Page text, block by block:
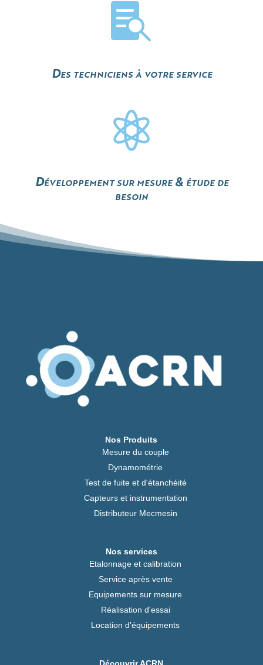

Des techniciens à votre service

Développement sur mesure & étude de
besoin
Nos Produits
Mesure du couple
Dynamométrie
Test de fuite et d'étanchéité
Capteurs et instrumentation
Distributeur Mecmesin
Nos services
Etalonnage et calibration
Service après vente
Equipements sur mesure
Réalisation d'essai
Location d'équipements